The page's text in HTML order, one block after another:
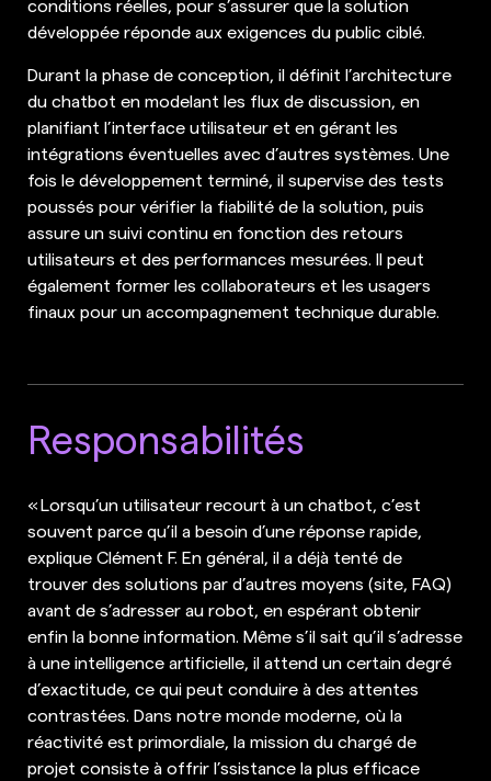
conditions réelles, pour s’assurer que la solution
développée réponde aux exigences du public ciblé.
Durant la phase de conception, il définit l’architecture
du chatbot en modelant les flux de discussion, en
planifiant l’interface utilisateur et en gérant les
intégrations éventuelles avec d’autres systèmes. Une
fois le développement terminé, il supervise des tests
poussés pour vérifier la fiabilité de la solution, puis
assure un suivi continu en fonction des retours
utilisateurs et des performances mesurées. Il peut
également former les collaborateurs et les usagers
finaux pour un accompagnement technique durable.
Responsabilités
« Lorsqu’un utilisateur recourt à un chatbot, c’est
souvent parce qu’il a besoin d’une réponse rapide,
explique Clément F. En général, il a déjà tenté de
trouver des solutions par d’autres moyens (site, FAQ)
avant de s’adresser au robot, en espérant obtenir
enfin la bonne information. Même s’il sait qu’il s’adresse
à une intelligence artificielle, il attend un certain degré
d’exactitude, ce qui peut conduire à des attentes
contrastées. Dans notre monde moderne, où la
réactivité est primordiale, la mission du chargé de
projet consiste à offrir l’ssistance la plus efficace